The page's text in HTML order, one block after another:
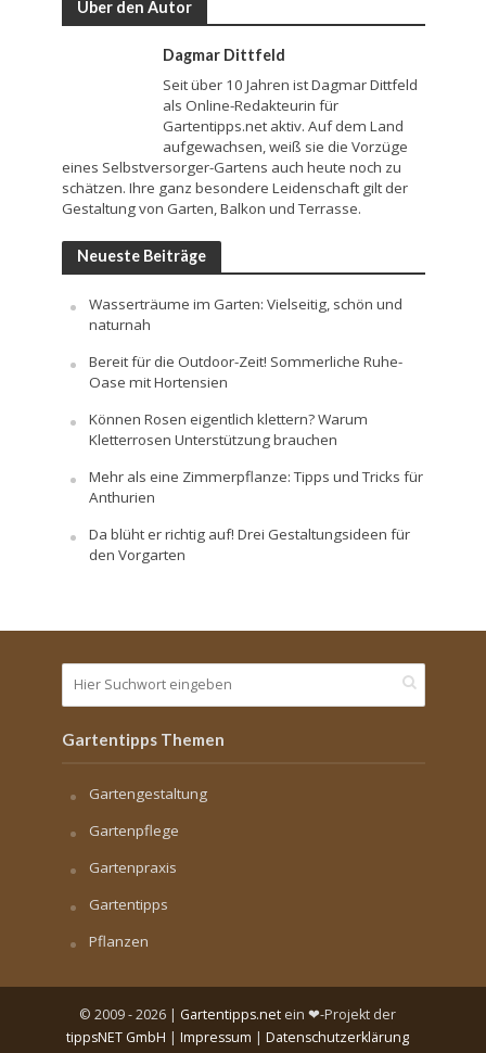
Über den Autor
Dagmar Dittfeld
Seit über 10 Jahren ist Dagmar Dittfeld
als Online-Redakteurin für
Gartentipps.net aktiv. Auf dem Land
aufgewachsen, weiß sie die Vorzüge
eines Selbstversorger-Gartens auch heute noch zu
schätzen. Ihre ganz besondere Leidenschaft gilt der
Gestaltung von Garten, Balkon und Terrasse.
Neueste Beiträge
Wasserträume im Garten: Vielseitig, schön und
naturnah
Bereit für die Outdoor-Zeit! Sommerliche Ruhe-
Oase mit Hortensien
Können Rosen eigentlich klettern? Warum
Kletterrosen Unterstützung brauchen
Mehr als eine Zimmerpflanze: Tipps und Tricks für
Anthurien
Da blüht er richtig auf! Drei Gestaltungsideen für
den Vorgarten
Gartentipps Themen
Gartengestaltung
Gartenpflege
Gartenpraxis
Gartentipps
Pflanzen
© 2009 - 2026 | Gartentipps.net ein ❤-Projekt der
tippsNET GmbH | Impressum | Datenschutzerklärung